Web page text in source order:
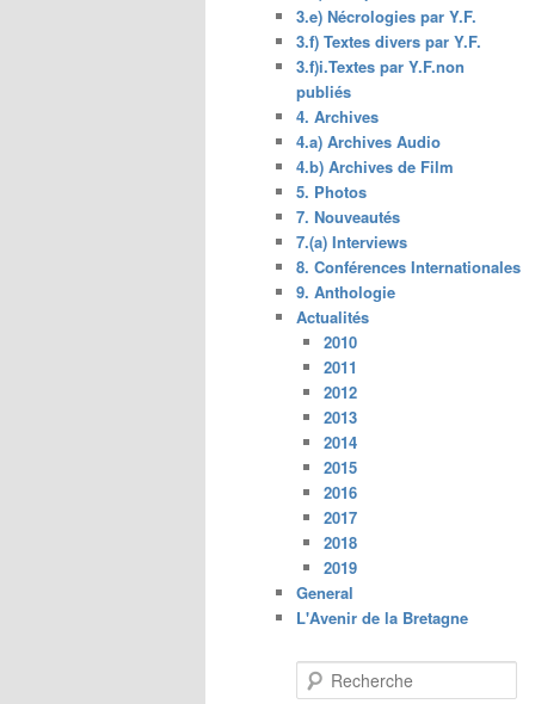
3.e) Nécrologies par Y.F.
3.f) Textes divers par Y.F.
3.f)i.Textes par Y.F.non
publiés
4. Archives
4.a) Archives Audio
4.b) Archives de Film
5. Photos
7. Nouveautés
7.(a) Interviews
8. Conférences Internationales
9. Anthologie
Actualités
2010
2011
2012
2013
2014
2015
2016
2017
2018
2019
General
L'Avenir de la Bretagne
e